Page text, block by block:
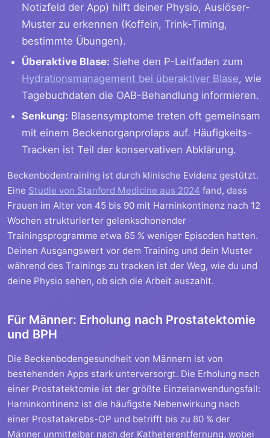
Notizfeld der App) hilft deiner Physio, Auslöser-
Muster zu erkennen (Koffein, Trink-Timing,
bestimmte Übungen).
Überaktive Blase: Siehe den P-Leitfaden zum
Hydrationsmanagement bei überaktiver Blase, wie
Tagebuchdaten die OAB-Behandlung informieren.
Senkung: Blasensymptome treten oft gemeinsam
mit einem Beckenorganprolaps auf. Häufigkeits-
Tracken ist Teil der konservativen Abklärung.
Beckenbodentraining ist durch klinische Evidenz gestützt.
Eine Studie von Stanford Medicine aus 2024 fand, dass
Frauen im Alter von 45 bis 90 mit Harninkontinenz nach 12
Wochen strukturierter gelenkschonender
Trainingsprogramme etwa 65 % weniger Episoden hatten.
Deinen Ausgangswert vor dem Training und dein Muster
während des Trainings zu tracken ist der Weg, wie du und
deine Physio sehen, ob sich die Arbeit auszahlt.
Für Männer: Erholung nach Prostatektomie
und BPH
Die Beckenbodengesundheit von Männern ist von
bestehenden Apps stark unterversorgt. Die Erholung nach
einer Prostatektomie ist der größte Einzelanwendungsfall:
Harninkontinenz ist die häufigste Nebenwirkung nach
einer Prostatakrebs-OP und betrifft bis zu 80 % der
Männer unmittelbar nach der Katheterentfernung, wobei